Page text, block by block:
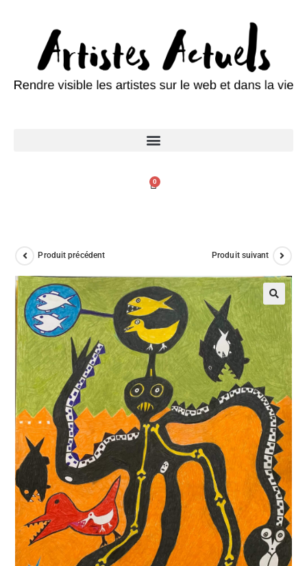
0
Produit précédent Produit suivant